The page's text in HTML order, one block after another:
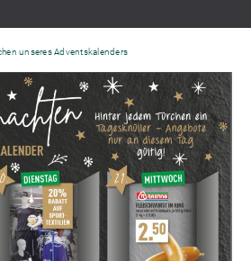
unseres Adventskalenders